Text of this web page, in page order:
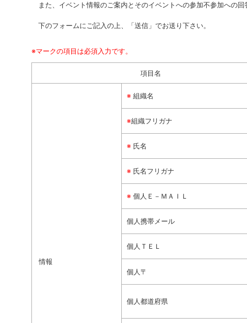
また、イベント情報のご案内とそのイベントへの参加不参加への
下のフォームにご記入の上、「送信」でお送り下さい。
※マークの項目は必須入力です。
項目名
情報
※ 組織名
※組織フリガナ
※ 氏名
※ 氏名フリガナ
※ 個人Ｅ－ＭＡＩＬ
個人携帯メール
個人ＴＥＬ
個人〒
個人都道府県